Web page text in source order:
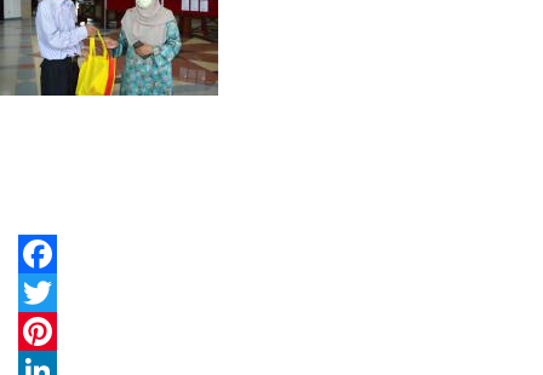
Facebook
Twitter
Pinterest